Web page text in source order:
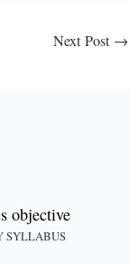
Next Post →
objective
SYLLABUS